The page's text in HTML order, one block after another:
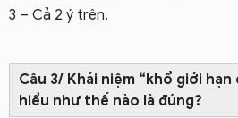
3 – Cả 2 ý trên.
Câu 3/ Khái niệm “khổ giới
hiểu như thế nào là đúng?